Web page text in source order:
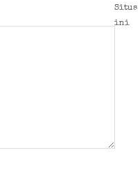
Situs
ini